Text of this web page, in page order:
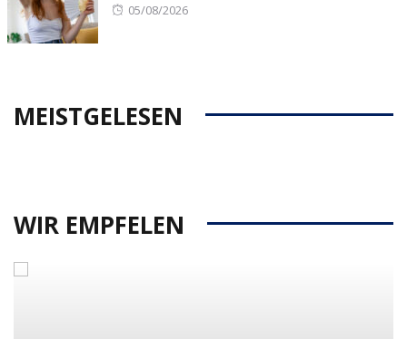
Posted
05/08/2026
MEISTGELESEN
WIR EMPFELEN